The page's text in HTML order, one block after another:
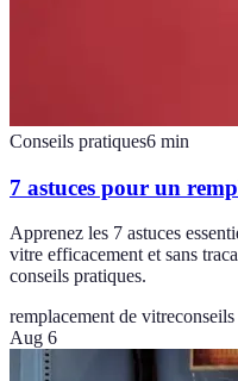
Conseils pratiques6 min
7 astuces pour un
Apprenez les 7 astuces
vitre efficacement et sans
conseils pratiques.
remplacement de vitre
Aug 6